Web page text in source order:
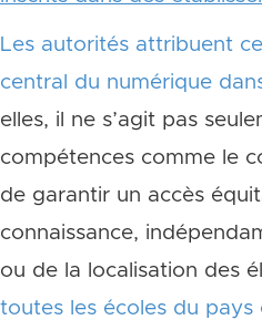
Les autorités attribuent
central du numérique
elles, il ne s’agit pas
compétences comme le
de garantir un accès
connaissance,
ou de la localisation des
toutes les écoles du